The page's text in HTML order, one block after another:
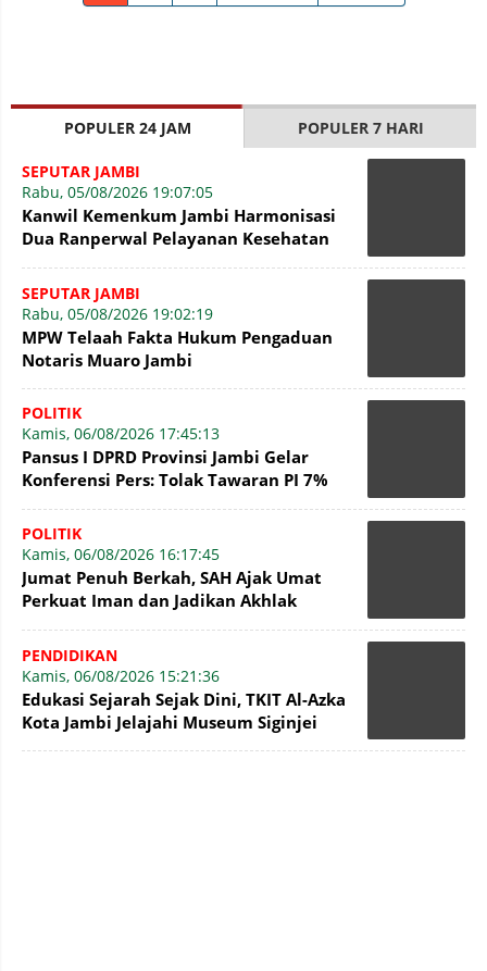
POPULER 24 JAM POPULER 7 HARI
SEPUTAR JAMBI
Rabu, 05/08/2026 19:07:05
Kanwil Kemenkum Jambi Harmonisasi
Dua Ranperwal Pelayanan Kesehatan
SEPUTAR JAMBI
Rabu, 05/08/2026 19:02:19
MPW Telaah Fakta Hukum Pengaduan
Notaris Muaro Jambi
POLITIK
Kamis, 06/08/2026 17:45:13
Pansus I DPRD Provinsi Jambi Gelar
Konferensi Pers: Tolak Tawaran PI 7%
POLITIK
Kamis, 06/08/2026 16:17:45
Jumat Penuh Berkah, SAH Ajak Umat
Perkuat Iman dan Jadikan Akhlak
PENDIDIKAN
Kamis, 06/08/2026 15:21:36
Edukasi Sejarah Sejak Dini, TKIT Al-Azka
Kota Jambi Jelajahi Museum Siginjei